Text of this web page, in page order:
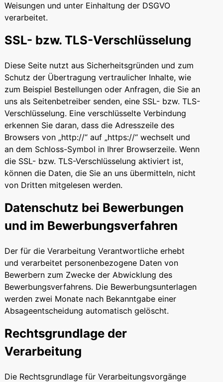
Weisungen und unter Einhaltung der DSGVO
verarbeitet.
SSL- bzw. TLS-Verschlüsselung
Diese Seite nutzt aus Sicherheitsgründen und zum
Schutz der Übertragung vertraulicher Inhalte, wie
zum Beispiel Bestellungen oder Anfragen, die Sie an
uns als Seitenbetreiber senden, eine SSL- bzw. TLS-
Verschlüsselung. Eine verschlüsselte Verbindung
erkennen Sie daran, dass die Adresszeile des
Browsers von „http://“ auf „https://“ wechselt und
an dem Schloss-Symbol in Ihrer Browserzeile. Wenn
die SSL- bzw. TLS-Verschlüsselung aktiviert ist,
können die Daten, die Sie an uns übermitteln, nicht
von Dritten mitgelesen werden.
Datenschutz bei Bewerbungen
und im Bewerbungsverfahren
Der für die Verarbeitung Verantwortliche erhebt
und verarbeitet personenbezogene Daten von
Bewerbern zum Zwecke der Abwicklung des
Bewerbungsverfahrens. Die Bewerbungsunterlagen
werden zwei Monate nach Bekanntgabe einer
Absageentscheidung automatisch gelöscht.
Rechtsgrundlage der
Verarbeitung
Die Rechtsgrundlage für Verarbeitungsvorgänge